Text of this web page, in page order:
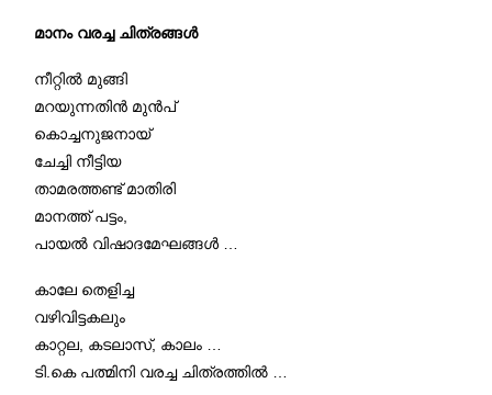
മാനം വരച്ച ചിത്രങ്ങൾ
നീറ്റിൽ മുങ്ങി
മറയുന്നതിൻ മുൻപ്
കൊച്ചനുജനായ്
ചേച്ചി നീട്ടിയ
താമരത്തണ്ട് മാതിരി
മാനത്ത് പട്ടം,
പായൽ വിഷാദമേഘങ്ങൾ …
കാലേ തെളിച്ച
വഴിവിട്ടകലും
കാറ്റല, കടലാസ്, കാലം …
ടി.കെ പത്മിനി വരച്ച ചിത്രത്തിൽ …